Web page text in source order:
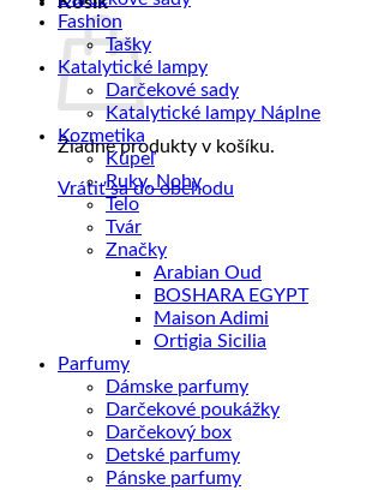
Žiadne produkty v košíku.
Vrátiť sa do obchodu
difuzér
500
ml,
500
ml,
tyčinky,
viečko
orechového
Fashion
Tašky
Katalytické lampy
Darčekové sady
Katalytické lampy Náplne
Kozmetika
Kúpeľ
Ruky, Nohy
Telo
Tvár
Značky
Arabian Oud
BOSHARA EGYPT
Maison Adimi
Ortigia Sicilia
Parfumy
Dámske parfumy
Darčekové poukážky
Darčekový box
Detské parfumy
Pánske parfumy